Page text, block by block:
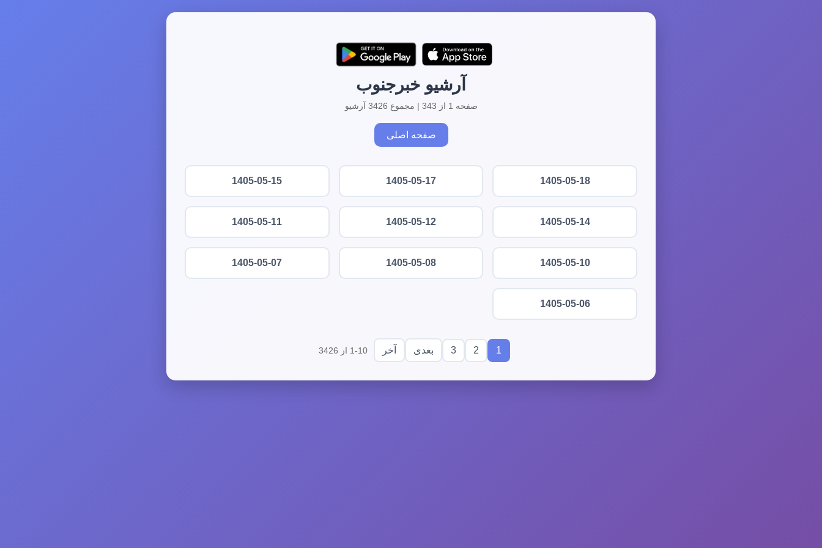
آرشیو خبرجنوب
صفحه 1 از 343 | مجموع 3426 آرشیو
صفحه اصلی
1405-05-18
1405-05-17
1405-05-15
1405-05-14
1405-05-12
1405-05-11
1405-05-10
1405-05-08
1405-05-07
1405-05-06
1
2
3 بعدی آخر 1-10 از 3426